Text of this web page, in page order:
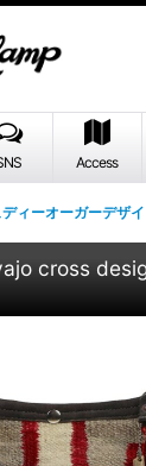
Access
ィーオーガーデザ
cross